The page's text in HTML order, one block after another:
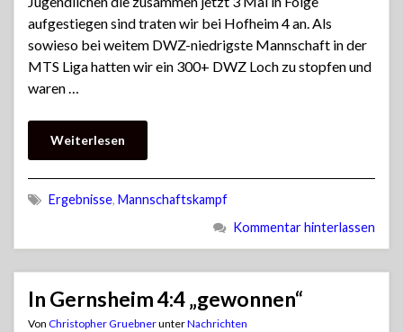
aufgestiegen sind traten wir bei Hofheim 4 an. Als
sowieso bei weitem DWZ-niedrigste Mannschaft in der
MTS Liga hatten wir ein 300+ DWZ Loch zu stopfen und
waren …
Weiterlesen
Ergebnisse, Mannschaftskampf
Kommentar hinterlassen
In Gernsheim 4:4 „gewonnen“
Von Christopher GruebnerunterNachrichten